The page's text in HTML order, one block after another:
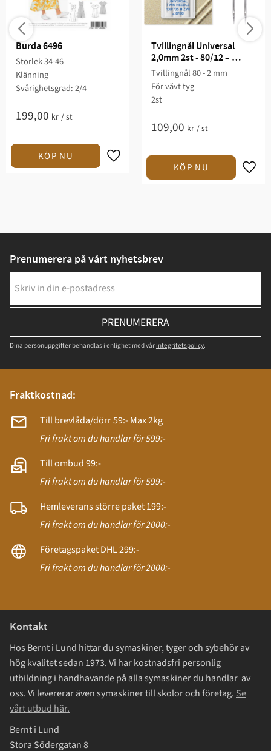
Burda 6496
Storlek 34-46
Klänning
Svårighetsgrad: 2/4​
199,00 kr /st
Tvillingnål Universal
2,0mm 2st - 80/12 –
Schmetz
Tvillingnål 80 - 2 mm
För vävt tyg
2st
109,00 kr /st
Prenumerera på vårt nyhetsbrev
PRENUMERERA
Dina personuppgifter behandlas i enlighet med vår integritetspolicy.
Fraktkostnad:
Till brevlåda/dörr 59:- Max 2kg
Fri frakt om du handlar för 599:-
Till ombud 99:-
Fri frakt om du handlar för 599:-
Hemleverans större paket 199:-
Fri frakt om du handlar för 2000:-
Företagspaket DHL 299:-
Fri frakt om du handlar för 2000:-
Kontakt
Hos Bernt i Lund hittar du symaskiner, tyger och sybehör av
hög kvalitet sedan 1973. Vi har kostnadsfri personlig
utbildning i handhavande på alla symaskiner du handlar av
oss. Vi levererar även symaskiner till skolor och företag. Se
vårt utbud här.
Bernt i Lund
Stora Södergatan 8